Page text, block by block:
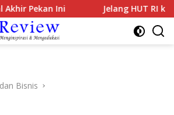
Ini Jelang HUT RI ke-81,
Bisnis